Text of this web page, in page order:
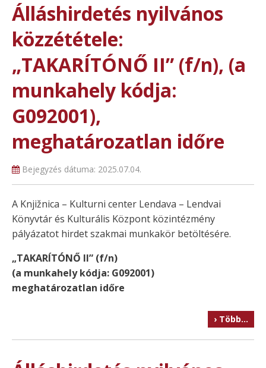
Álláshirdetés nyilvános
közzététele:
„TAKARÍTÓNŐ II” (f/n), (a
munkahely kódja:
G092001),
meghatározatlan időre
Bejegyzés dátuma: 2025.07.04.
A Knjižnica – Kulturni center Lendava – Lendvai
Könyvtár és Kulturális Központ közintézmény
pályázatot hirdet szakmai munkakör betöltésére.
„TAKARÍTÓNŐ II” (f/n)
(a munkahely kódja: G092001)
meghatározatlan időre
› Több…